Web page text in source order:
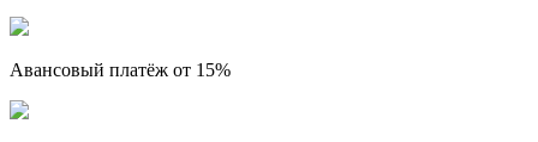
Авансовый платёж от 15%